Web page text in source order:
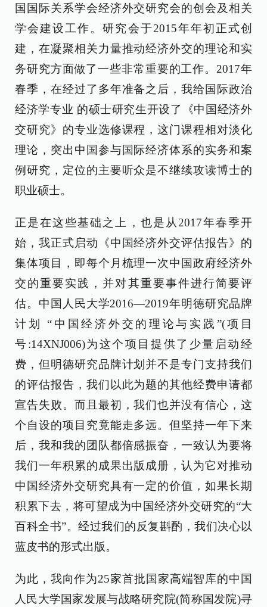
国国际关系学会经济外交研究会的创会及相关
学会建设工作。研究会于2015年年初正式创
建，在凝聚相关力量推动经济外交的理论和实
务研究方面做了一些非常重要的工作。2017年
春季，在经过了多年准备之后，我给国际政治
经济学专业 的硕士研究生开设了《中国经济外
交研究》的专业选修课程，这门课程相对淡化
理论，突出中国参与国际经济体系的实务和案
例研究，定位的主要听众是不继续攻读博士的
职业硕士。
正是在这些基础之上，也是从2017年春季开
始，我正式启动《中国经济外交评估报告》的
集体项目，即每个月梳理一次中国政府经济外
交的重要实践，并对其重要事件进行简要评
估。中国人民大学2016—2019年明德研究品牌
计划 “中国经济外交的理论与实践”(项目
号:14XNJ006)为这个项目提供了少量启动经
费，但明德研究品牌计划并不是专门支持我们
的评估报告，我们以此为题的其他经费申请都
宣告失败。而且最初，我们也并没有信心，这
个自设的项目究竟能走多远。但坚持一年下来
后，我和我的团队都倍感振奋，一致认为要将
我们一年积累的成果出版成册，认为它对推动
中国经济外交研究具有一定的价值，如果长期
积累下去，将可望成为中国经济外交研究的“大
百科全书”。经过我们的反复斟酌，我们决心以
蓝皮书的形式出版。
为此，我向作为25家首批国家高端智库的中国
人民大学国家发展与战略研究院(简称国发院)寻